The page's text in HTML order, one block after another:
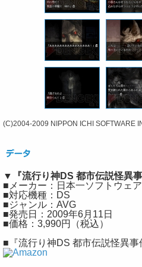
(C)2004-2009 NIPPON ICHI SOFTWARE
▼『流行り神DS 都市伝説怪異事
■メーカー：日本一ソフトウェア
■対応機種：DS
■ジャンル：AVG
■発売日：2009年6月11日
■価格：3,990円（税込）
■『流行り神DS 都市伝説怪異事